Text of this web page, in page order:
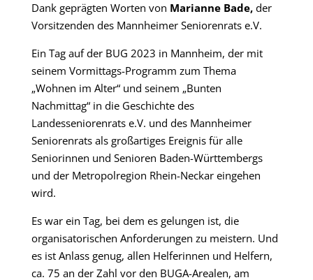
Dank geprägten Worten von Marianne Bade,der
Vorsitzenden des Mannheimer Seniorenrats e.V.
Ein Tag auf der BUG 2023 in Mannheim, der mit
seinem Vormittags-Programm zum Thema
„Wohnen im Alter“ und seinem „Bunten
Nachmittag“ in die Geschichte des
Landesseniorenrats e.V. und des Mannheimer
Seniorenrats als großartiges Ereignis für alle
Seniorinnen und Senioren Baden-Württembergs
und der Metropolregion Rhein-Neckar eingehen
wird.
Es war ein Tag, bei dem es gelungen ist, die
organisatorischen Anforderungen zu meistern. Und
es ist Anlass genug, allen Helferinnen und Helfern,
ca. 75 an der Zahl vor den BUGA-Arealen, am